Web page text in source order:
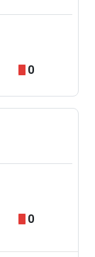
0
0